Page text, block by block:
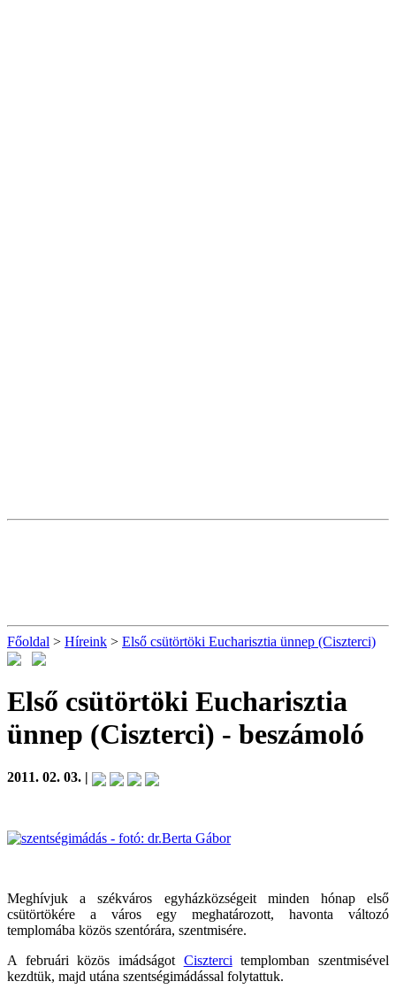
Főoldal > Híreink > Első csütörtöki Eucharisztia ünnep (Ciszterci)
Első csütörtöki Eucharisztia
ünnep (Ciszterci) - beszámoló
2011. 02. 03. |
Meghívjuk a székváros egyházközségeit minden hónap első
csütörtökére a város egy meghatározott, havonta változó
templomába közös szentórára, szentmisére.
A februári közös imádságot Ciszterci templomban szentmisével
kezdtük, majd utána szentségimádással folytattuk.